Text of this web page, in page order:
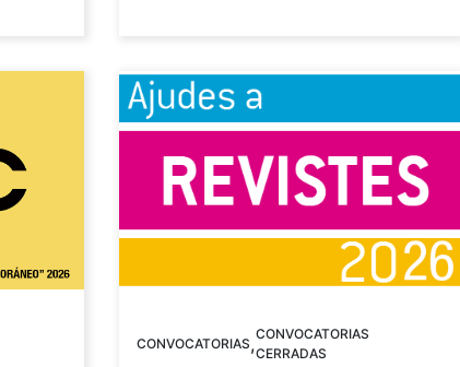
CONVOCATORIAS,CONVOCATORIAS
CERRADAS